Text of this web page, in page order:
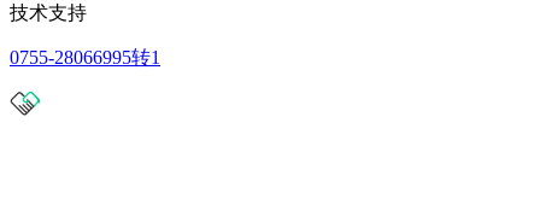
技术支持
0755-28066995转1